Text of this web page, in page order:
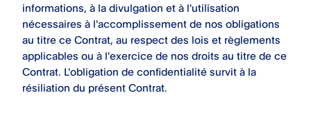
informations, à la divulgation et à l'utilisation
nécessaires à l'accomplissement de nos obligations
au titre ce Contrat, au respect des lois et règlements
applicables ou à l'exercice de nos droits au titre de ce
Contrat. L'obligation de confidentialité survit à la
résiliation du présent Contrat.